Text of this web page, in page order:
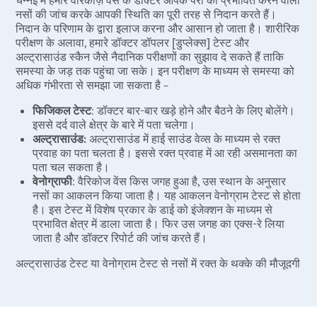
नसों की जांच करके आपकी स्थिति का पूरी तरह से निदान करते हैं।
निदान के परिणाम के द्वारा इलाज करना और आसान हो जाता है। शारीरिक
परीक्षण के अलावा, हमारे डॉक्टर डॉपलर [डुप्लेक्स] टेस्ट और
अल्ट्रासाउंड स्कैन जैसे नैदानिक परीक्षणों का सुझाव दे सकते हैं ताकि
समस्या के जड़ तक पहुंचा जा सके। इन परीक्षण के माध्यम से समस्या को
अधिक गंभीरता से समझा जा सकता है –
फिजिकल टेस्ट: डॉक्टर बार-बार खड़े होने और बैठने के लिए बोलेंगे।
इससे दर्द वाले क्षेत्र के बारे में पता चलेगा।
अल्ट्रासाउंड: अल्ट्रासाउंड में हाई साउंड वेव्स के माध्यम से रक्त
प्रवाह का पता चलता है। इससे रक्त प्रवाह में आ रही असमानता का
पता चल सकता है।
वेनोग्राफी: वैरिकोज वेंस किस जगह हुआ है, उस स्थान के अनुसार
नसों का आकलन किया जाता है। यह आकलन वेनोग्राम टेस्ट से होता
है। इस टेस्ट में विशेष प्रकार के डाई को इंजेक्शन के माध्यम से
प्रभावित क्षेत्र में डाला जाता है। फिर उस जगह का एक्स-रे लिया
जाता है और डॉक्टर रिपोर्ट की जांच करते हैं।
अल्ट्रासाउंड टेस्ट या वेनोग्राम टेस्ट से नसों में रक्त के थक्के की मौजूदगी